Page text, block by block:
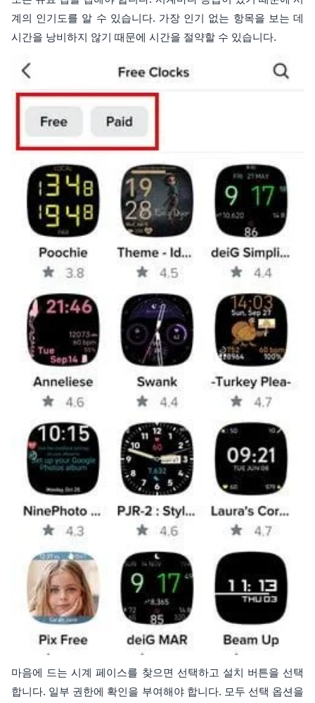
계의 인기도를 알 수 있습니다. 가장 인기 없는 항목을 보는 데
시간을 낭비하지 않기 때문에 시간을 절약할 수 있습니다.
마음에 드는 시계 페이스를 찾으면 선택하고 설치 버튼을 선택
합니다. 일부 권한에 확인을 부여해야 합니다. 모두 선택 옵션을